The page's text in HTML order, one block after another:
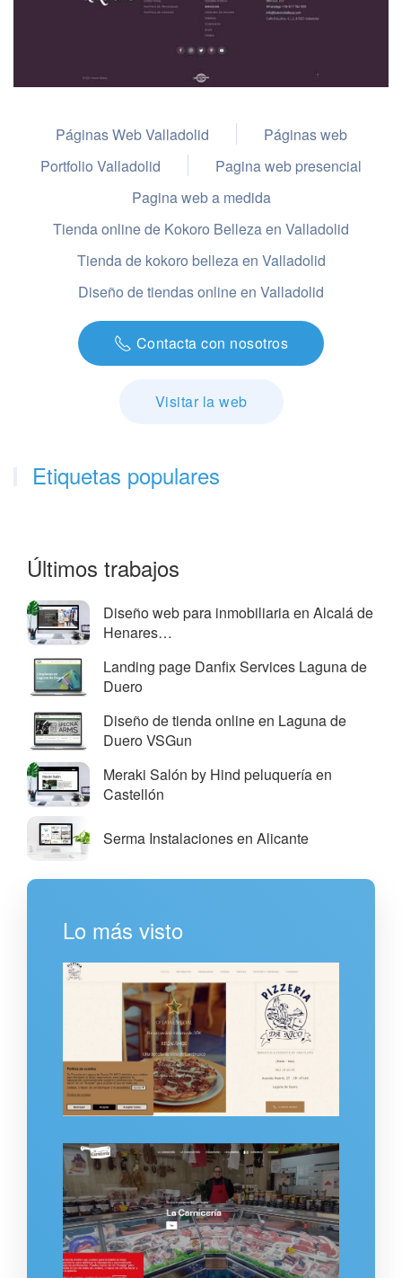
Páginas Web Valladolid
Páginas web
Portfolio Valladolid
Pagina web presencial
Pagina web a medida
Tienda online de Kokoro Belleza en Valladolid
Tienda de kokoro belleza en Valladolid
Diseño de tiendas online en Valladolid
Contacta con nosotros
Visitar la web
Etiquetas populares
Últimos trabajos
Diseño web para inmobiliaria en Alcalá de
Henares…
Landing page Danfix Services Laguna de
Duero
Diseño de tienda online en Laguna de
Duero VSGun
Meraki Salón by Hind peluquería en
Castellón
Serma Instalaciones en Alicante
Lo más visto